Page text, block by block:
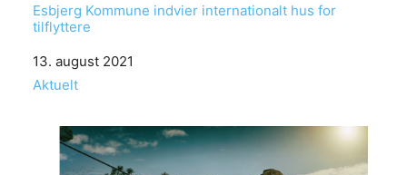
Esbjerg Kommune indvier internationalt hus for
tilflyttere
Date
13. august 2021
In relation to
Aktuelt